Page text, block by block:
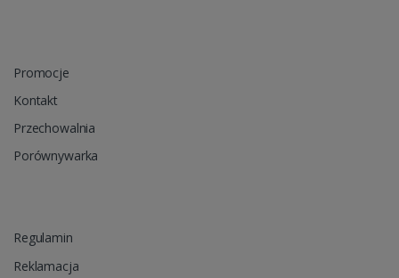
Promocje
Kontakt
Przechowalnia
Porównywarka
Regulamin
Reklamacja